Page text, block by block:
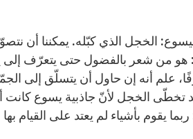
بيسوع: الخجل الذي كبّله. يمكننا أن
هو من شعر بالفضول حتى يتعرّف
أنه إن حاول أن يتسلّق إلى
الخجل لأنّ جاذبية يسوع كانت
يقوم بأشياء لم يعتد على القيام